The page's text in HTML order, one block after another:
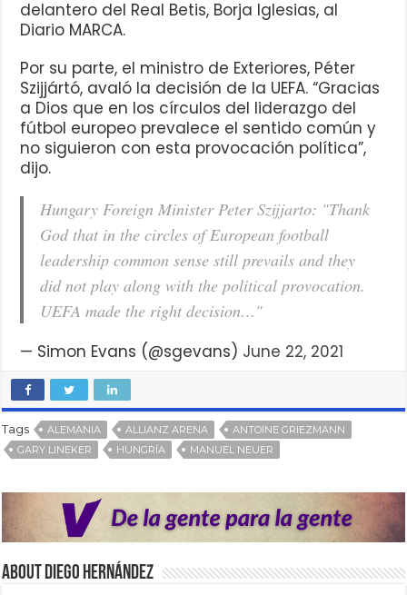
delantero del Real Betis, Borja Iglesias, al
Diario MARCA.
Por su parte, el ministro de Exteriores, Péter
Szijjártó, avaló la decisión de la UEFA. “Gracias
a Dios que en los círculos del liderazgo del
fútbol europeo prevalece el sentido común y
no siguieron con esta provocación política”,
dijo.
Hungary Foreign Minister Peter Szijjarto: "Thank
God that in the circles of European football
leadership common sense still prevails and they
did not play along with the political provocation.
UEFA made the right decision…"
— Simon Evans (@sgevans) June 22, 2021
Tags ALEMANIA ALLIANZ ARENA
ANTOINE GRIEZMANN
GARY LINEKER
HUNGRÍA MANUEL NEUER
About Diego Hernández